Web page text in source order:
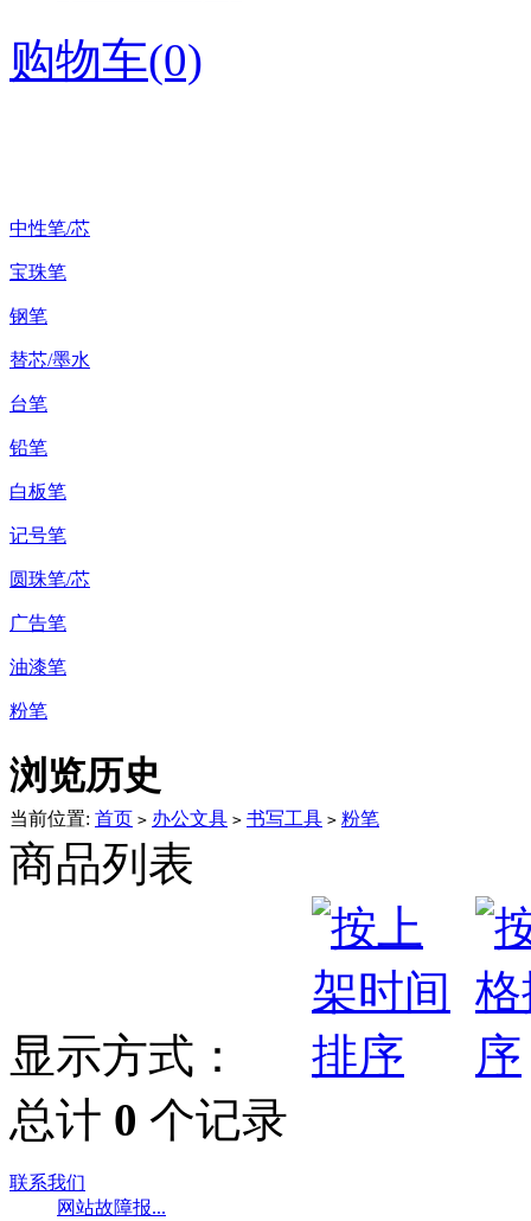
购物车(0)
中性笔/芯
宝珠笔
钢笔
替芯/墨水
台笔
铅笔
白板笔
记号笔
圆珠笔/芯
广告笔
油漆笔
粉笔
浏览历史
当前位置: 首页 > 办公文具 > 书写工具 > 粉笔
商品列表
显示方式：
总计 0 个记录
联系我们
网站故障报...